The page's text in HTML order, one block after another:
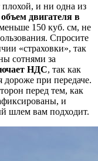
и ни одна из
объем двигателя в
150 куб. см, не
Спросите
«страховки», так
сотнями за
НДС, так как
дороже при передаче.
перед тем, как
и
шлем вам подходит.